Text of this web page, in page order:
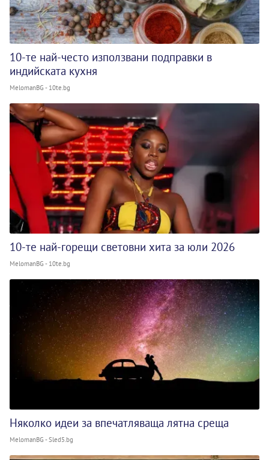
10-те най-често използвани подправки в
индийската кухня
MelomanBG - 10te.bg
10-те най-горещи световни хита за юли 2026
MelomanBG - 10te.bg
Няколко идеи за впечатляваща лятна среща
MelomanBG - Sled5.bg